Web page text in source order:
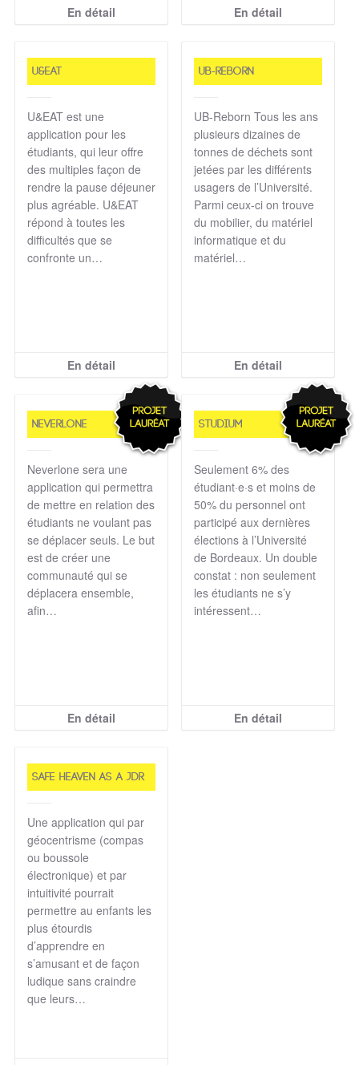
En détail En détail
U&EAT
U&EAT est une
application pour les
étudiants, qui leur offre
des multiples façon de
rendre la pause déjeuner
plus agréable. U&EAT
répond à toutes les
difficultés que se
confronte un…
En détail
UB-Reborn
UB-Reborn Tous les ans
plusieurs dizaines de
tonnes de déchets sont
jetées par les différents
usagers de l’Université.
Parmi ceux-ci on trouve
du mobilier, du matériel
informatique et du
matériel…
En détail
NEVERLONE
Neverlone sera une
application qui permettra
de mettre en relation des
étudiants ne voulant pas
se déplacer seuls. Le but
est de créer une
communauté qui se
déplacera ensemble,
afin…
En détail
Studium
Seulement 6% des
étudiant·e·s et moins de
50% du personnel ont
participé aux dernières
élections à l’Université
de Bordeaux. Un double
constat : non seulement
les étudiants ne s’y
intéressent…
En détail
Safe heaven as a JDR
Une application qui par
géocentrisme (compas
ou boussole
électronique) et par
intuitivité pourrait
permettre au enfants les
plus étourdis
d’apprendre en
s’amusant et de façon
ludique sans craindre
que leurs…